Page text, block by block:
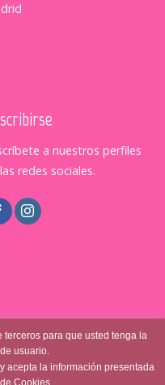
a nuestros perfiles
redes sociales.
terceros para que usted tenga la
usuario.
acepta la información presentada
Cookies.